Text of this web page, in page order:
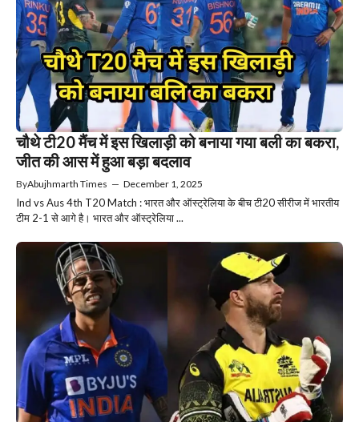
चौथे टी20 मैंच में इस खिलाड़ी को बनाया गया बली का बकरा,
जीत की आस में हुआ बड़ा बदलाव
ByAbujhmarth Times — December 1, 2025
Ind vs Aus 4th T20 Match : भारत और ऑस्ट्रेलिया के बीच टी20 सीरीज में भारतीय
टीम 2-1 से आगे है। भारत और ऑस्ट्रेलिया ...